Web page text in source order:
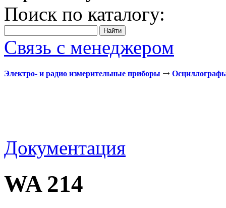
Поиск по каталогу:
Связь с менеджером
Электро- и радио измерительные приборы
Документация
WA 214